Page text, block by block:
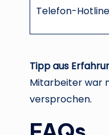
Telefon-Hotline
Tipp aus
Mitarbeiter war
versprochen.